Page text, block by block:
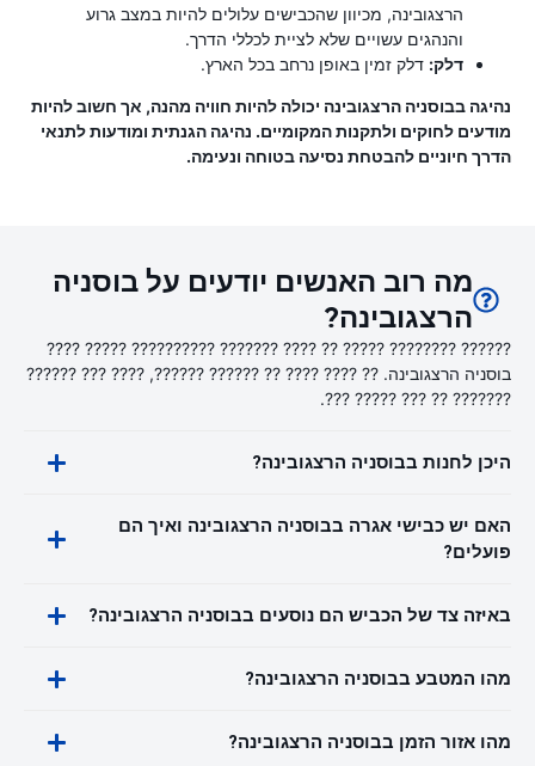
הרצגובינה, מכיוון שהכבישים עלולים להיות במצב גרוע
והנהגים עשויים שלא לציית לכללי הדרך.
דלק: דלק זמין באופן נרחב בכל הארץ.
נהיגה בבוסניה הרצגובינה יכולה להיות חוויה מהנה, אך חשוב להיות
מודעים לחוקים ולתקנות המקומיים. נהיגה הגנתית ומודעות לתנאי
הדרך חיוניים להבטחת נסיעה בטוחה ונעימה.
מה רוב האנשים יודעים על בוסניה
הרצגובינה?
?????? ???????? ????? ?? ???? ??????? ?????????? ????? ????
בוסניה הרצגובינה. ?? ???? ???? ?? ?????? ??????, ???? ??? ??????
??????? ?? ??? ????? ???.
היכן לחנות בבוסניה הרצגובינה?
האם יש כבישי אגרה בבוסניה הרצגובינה ואיך הם
פועלים?
באיזה צד של הכביש הם נוסעים בבוסניה הרצגובינה?
מהו המטבע בבוסניה הרצגובינה?
מהו אזור הזמן בבוסניה הרצגובינה?